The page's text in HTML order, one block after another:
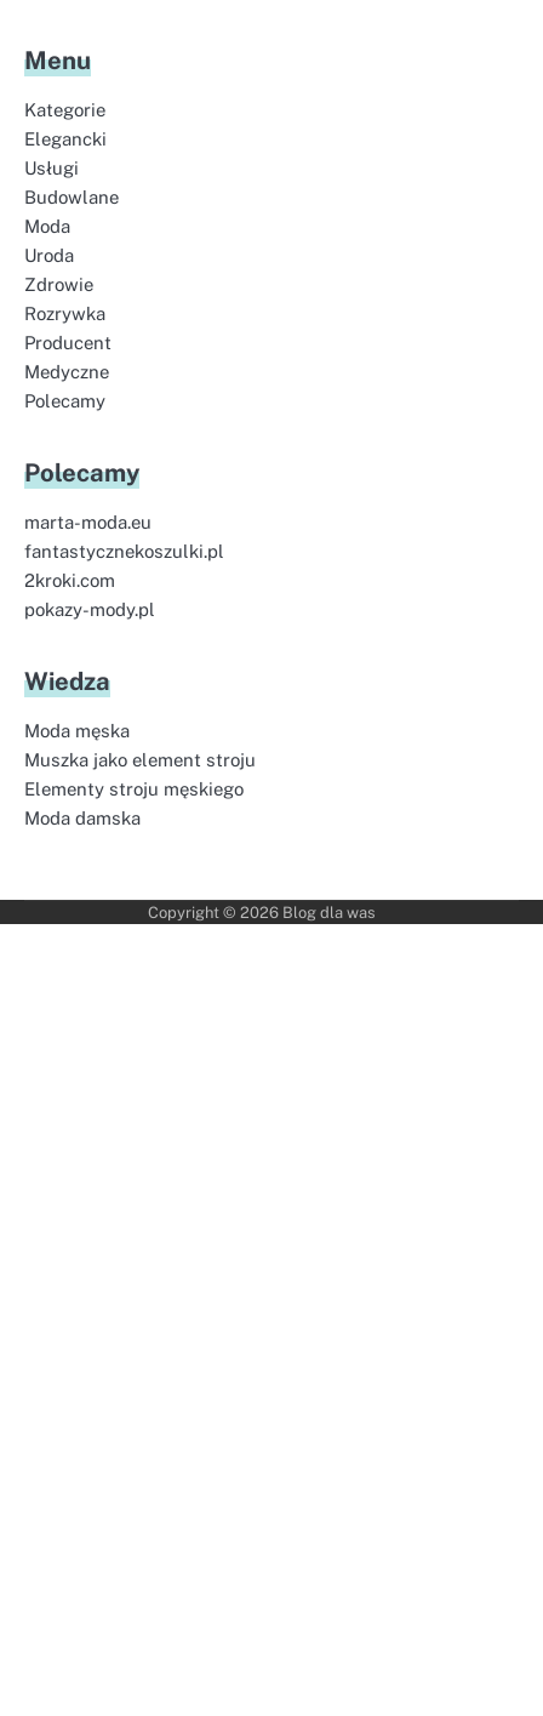
Menu
Kategorie
Elegancki
Usługi
Budowlane
Moda
Uroda
Zdrowie
Rozrywka
Producent
Medyczne
Polecamy
Polecamy
marta-moda.eu
fantastycznekoszulki.pl
2kroki.com
pokazy-mody.pl
Wiedza
Moda męska
Muszka jako element stroju
Elementy stroju męskiego
Moda damska
Copyright © 2026 Blog dla was